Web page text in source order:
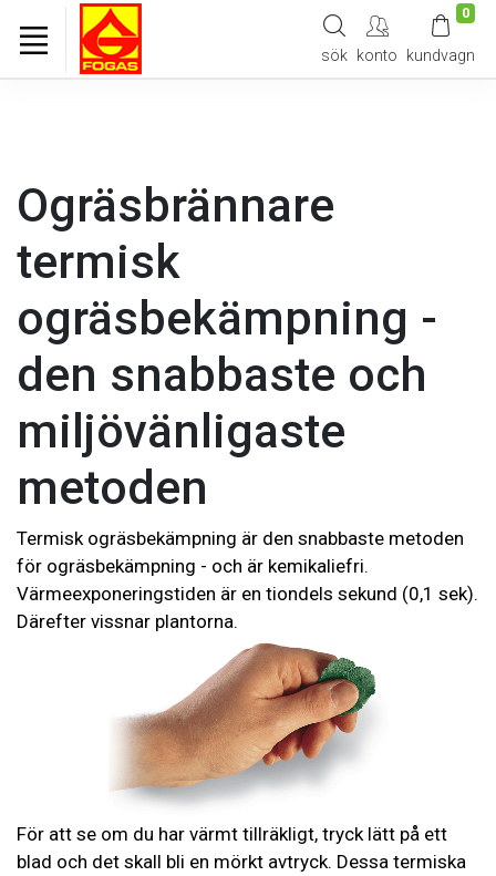
sök konto
0
kundvagn
Ogräsbrännare
termisk
ogräsbekämpning -
den snabbaste och
miljövänligaste
metoden
Termisk ogräsbekämpning är den snabbaste metoden
för ogräsbekämpning - och är kemikaliefri.
Värmeexponeringstiden är en tiondels sekund (0,1 sek).
Därefter vissnar plantorna.
För att se om du har värmt tillräkligt, tryck lätt på ett
blad och det skall bli en mörkt avtryck. Dessa termiska